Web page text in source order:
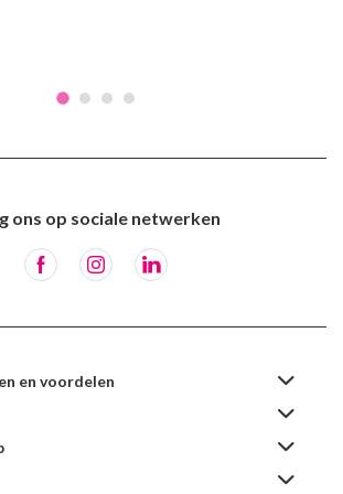
ons op sociale netwerken
en voordelen